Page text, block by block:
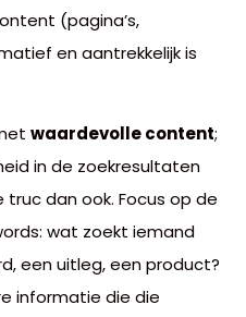
(pagina’s,
en aantrekkelijk is
waardevolle content;
in de zoekresultaten
dan ook. Focus op de
wat zoekt iemand
een uitleg, een product?
informatie die die